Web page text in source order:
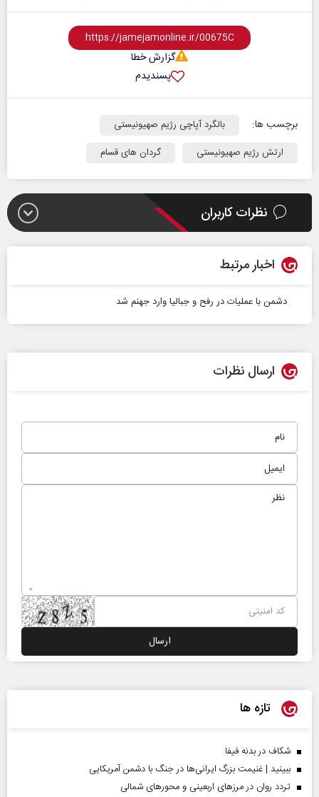
گزارش خطا
پسندیدم
برچسب ها:
بالگرد آپاچی رژیم صهیونیستی
ارتش رژیم صهیونیستی
گردان های قسام
نظرات کاربران
اخبار مرتبط
دشمن با عملیات در رفح و جبالیا وارد جهنم شد
ارسال نظرات
تازه ها
شکاف در بدنه فیفا
ببینید | غنیمت بزرگ ایرانی‌ها در جنگ با دشمن آمریکایی
تردد روان در مرزهای اربعینی و محورهای شمالی